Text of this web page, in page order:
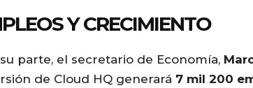
Y CRECIMIENTO
parte, el secretario de Economía,
de Cloud HQ generará 7 mil 200